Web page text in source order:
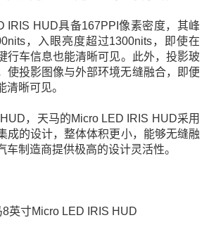
IRIS HUD具备167PPI像素密度，其峰
，入眼亮度超过1300nits，即使在
行车信息也能清晰可见。此外，投影玻
使投影图像与外部环境无缝融合，即便
清晰可见。
，天马的Micro LED IRIS HUD采用
成的设计，整体体积更小，能够无缝融
车制造商提供极高的设计灵活性。
8英寸Micro LED IRIS HUD